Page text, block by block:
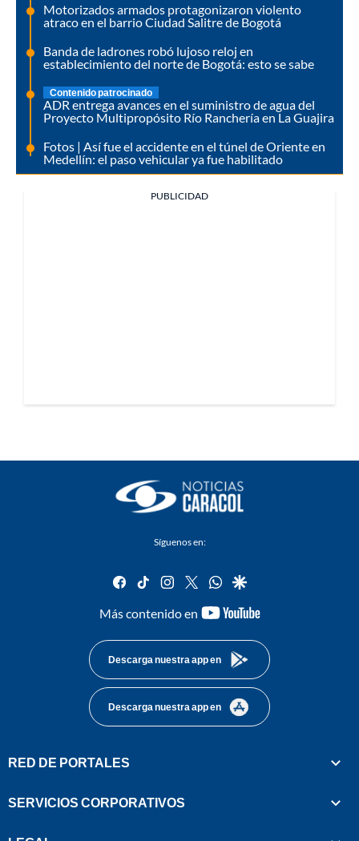
Motorizados armados protagonizaron violento
atraco en el barrio Ciudad Salitre de Bogotá
Banda de ladrones robó lujoso reloj en
establecimiento del norte de Bogotá: esto se sabe
Contenido patrocinado
ADR entrega avances en el suministro de agua del
Proyecto Multipropósito Río Ranchería en La Guajira
Fotos | Así fue el accidente en el túnel de Oriente en
Medellín: el paso vehicular ya fue habilitado
PUBLICIDAD
Síguenos en:
facebook
tiktok instagram
twitterwhatsapp
google
Más contenido en
youtube-
Descarga nuestra app en
Descarga nuestra app en
RED DE PORTALES
SERVICIOS CORPORATIVOS